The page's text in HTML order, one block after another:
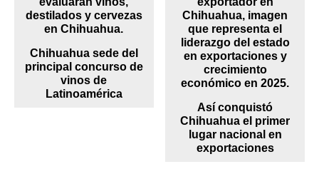
Chihuahua sede del
principal concurso de
vinos de
Latinoamérica
Así conquistó
Chihuahua el primer
lugar nacional en
exportaciones